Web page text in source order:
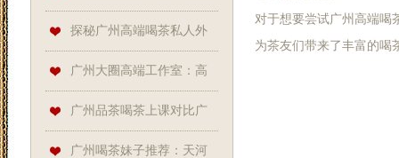
交流的高端天地
探秘广州高端喝茶私人外
卖，条友网、蒲友网、蒲典网
同行！
‌广州大圈高端工作室‌：高
端茶室的“神秘服务”与隐藏规则
广州品茶喝茶上课对比广
州品茶喝茶资源：茶道课程资
广州喝茶妹子推荐：天河
对于想要尝试广州高端喝
为茶友们带来了丰富的喝